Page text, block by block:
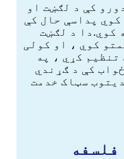
کې د لګښت او
پداسې حال کې
کوي.دا د لګښت
کوي ، او کولی
کړي ، په
کې د ګړندي
فلسفه